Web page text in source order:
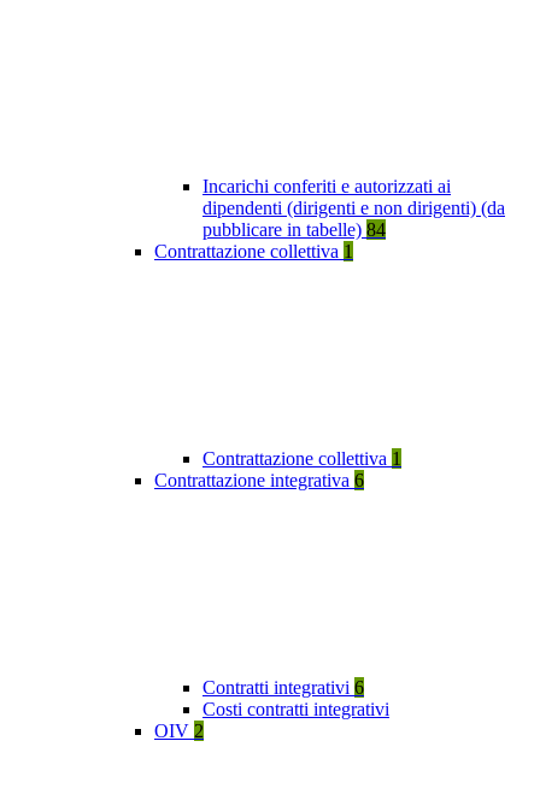
Incarichi conferiti e autorizzati ai
dipendenti (dirigenti e non dirigenti) (da
pubblicare in tabelle) 84
Contrattazione collettiva 1
Contrattazione collettiva 1
Contrattazione integrativa 6
Contratti integrativi 6
Costi contratti integrativi
OIV 2